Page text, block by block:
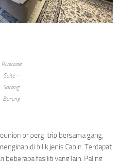
Riverside
Suite –
Sarang
Burung
or pergi trip bersama gang,
di bilik jenis Cabin. Terdapat
beberapa fasiliti yang lain. Paling